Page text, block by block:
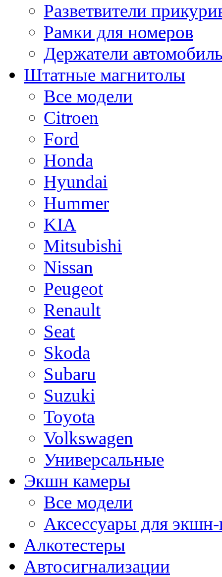
Разветвители
Рамки для номеров
Держатели
Штатные магнитолы
Все модели
Citroen
Ford
Honda
Hyundai
Hummer
KIA
Mitsubishi
Nissan
Peugeot
Renault
Seat
Skoda
Subaru
Suzuki
Toyota
Volkswagen
Универсальные
Экшн камеры
Все модели
Аксессуары для
Алкотестеры
Автосигнализации